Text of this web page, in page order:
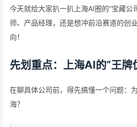
今天就给大家扒一扒上海AI圈的“宝藏公
师、产品经理，还是想冲前沿赛道的创
向！
先划重点：上海AI的“王牌
在聊具体公司前，得先搞懂一个问题：
海？